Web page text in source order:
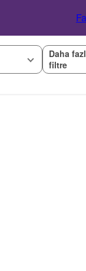
Daha
filtre